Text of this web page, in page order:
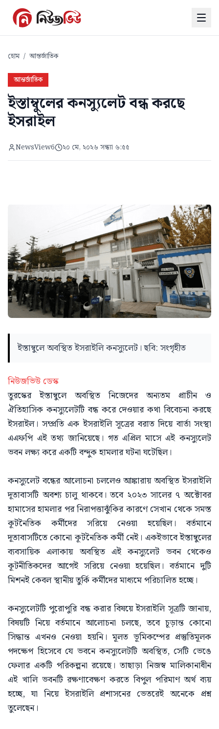
হোম / আন্তর্জাতিক
আন্তর্জাতিক
ইস্তাম্বুলের কনস্যুলেট বন্ধ করছে
ইসরাইল
NewsView6 ২০ মে, ২০২৬ সন্ধ্যা ৬:৫৫
ইস্তাম্বুলে অবস্থিত ইসরাইলি কনস্যুলেট। ছবি: সংগৃহীত
নিউজভিউ ডেস্ক
তুরস্কের ইস্তাম্বুলে অবস্থিত নিজেদের অন্যতম প্রাচীন ও
ঐতিহাসিক কনস্যুলেটটি বন্ধ করে দেওয়ার কথা বিবেচনা করছে
ইসরাইল। সম্প্রতি এক ইসরাইলি সূত্রের বরাত দিয়ে বার্তা সংস্থা
এএফপি এই তথ্য জানিয়েছে। গত এপ্রিল মাসে এই কনস্যুলেট
ভবন লক্ষ্য করে একটি বন্দুক হামলার ঘটনা ঘটেছিল।
কনস্যুলেট বন্ধের আলোচনা চললেও আঙ্কারায় অবস্থিত ইসরাইলি
দূতাবাসটি অবশ্য চালু থাকবে। তবে ২০২৩ সালের ৭ অক্টোবর
হামাসের হামলার পর নিরাপত্তাঝুঁকির কারণে সেখান থেকে সমস্ত
কূটনৈতিক কর্মীদের সরিয়ে নেওয়া হয়েছিল। বর্তমানে
দূতাবাসটিতে কোনো কূটনৈতিক কর্মী নেই। একইভাবে ইস্তাম্বুলের
ব্যবসায়িক এলাকায় অবস্থিত এই কনস্যুলেট ভবন থেকেও
কূটনীতিকদের আগেই সরিয়ে নেওয়া হয়েছিল। বর্তমানে দুটি
মিশনই কেবল স্থানীয় তুর্কি কর্মীদের মাধ্যমে পরিচালিত হচ্ছে।
কনস্যুলেটটি পুরোপুরি বন্ধ করার বিষয়ে ইসরাইলি সূত্রটি জানায়,
বিষয়টি নিয়ে বর্তমানে আলোচনা চলছে, তবে চূড়ান্ত কোনো
সিদ্ধান্ত এখনও নেওয়া হয়নি। মূলত ভূমিকম্পের প্রস্তুতিমূলক
পদক্ষেপ হিসেবে যে ভবনে কনস্যুলেটটি অবস্থিত, সেটি ভেঙে
ফেলার একটি পরিকল্পনা রয়েছে। তাছাড়া নিজস্ব মালিকানাধীন
এই খালি ভবনটি রক্ষণাবেক্ষণ করতে বিপুল পরিমাণ অর্থ ব্যয়
হচ্ছে, যা নিয়ে ইসরাইলি প্রশাসনের ভেতরেই অনেকে প্রশ্ন
তুলেছেন।